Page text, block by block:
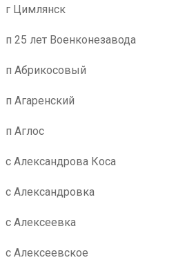
г Цимлянск
п 25 лет Военконезавода
п Абрикосовый
п Агаренский
п Аглос
с Александрова Коса
с Александровка
с Алексеевка
с Алексеевское